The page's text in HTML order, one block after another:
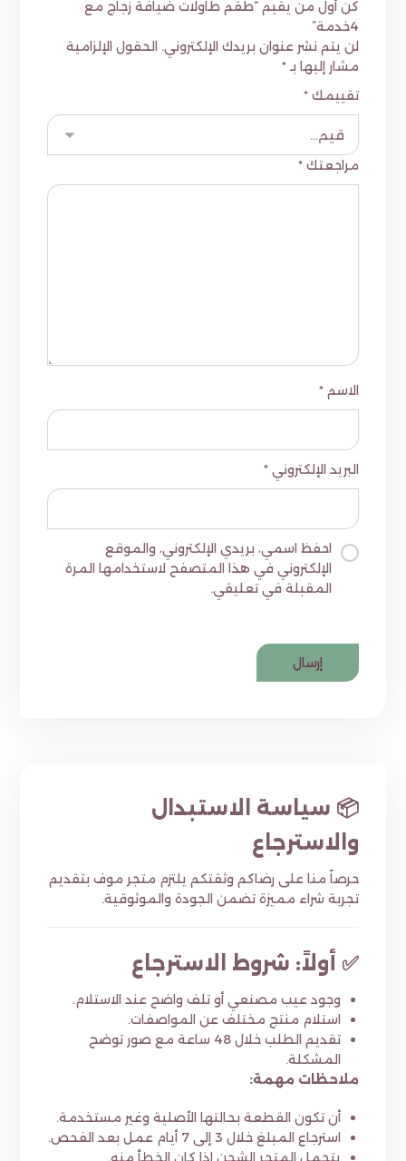
كن أول من يقيم “طقم طاولات ضيافة زجاج مع
4خدمة”
لن يتم نشر عنوان بريدك الإلكتروني. الحقول الإلزامية
مشار إليها بـ*
تقييمك*
مراجعتك*
الاسم*
البريد الإلكتروني*
احفظ اسمي، بريدي الإلكتروني، والموقع
الإلكتروني في هذا المتصفح لاستخدامها المرة
المقبلة في تعليقي.
📦 سياسة الاستبدال
والاسترجاع
حرصاً منا على رضاكم وثقتكم يلتزم متجر موف بتقديم
تجربة شراء مميزة تضمن الجودة والموثوقية.
✅ أولاً: شروط الاسترجاع
وجود عيب مصنعي أو تلف واضح عند الاستلام.
استلام منتج مختلف عن المواصفات.
تقديم الطلب خلال 48 ساعة مع صور توضح
المشكلة.
ملاحظات مهمة:
أن تكون القطعة بحالتها الأصلية وغير مستخدمة.
استرجاع المبلغ خلال 3 إلى 7 أيام عمل بعد الفحص.
يتحمل المتجر الشحن إذا كان الخطأ منه.